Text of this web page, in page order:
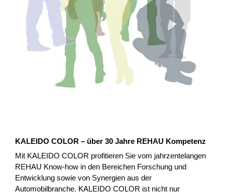
KALEIDO COLOR – über 30 Jahre REHAU Kompetenz
Mit KALEIDO COLOR profitieren Sie vom jahrzentelangen
REHAU Know-how in den Bereichen Forschung und
Entwicklung sowie von Synergien aus der
Automobilbranche. KALEIDO COLOR ist nicht nur